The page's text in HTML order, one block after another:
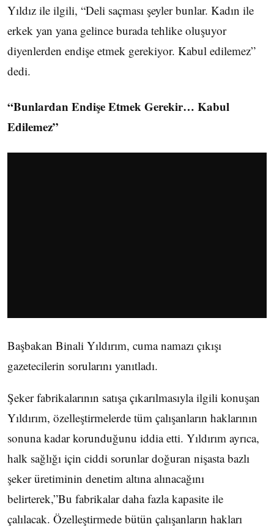
Yıldız ile ilgili, “Deli saçması şeyler bunlar. Kadın ile
erkek yan yana gelince burada tehlike oluşuyor
diyenlerden endişe etmek gerekiyor. Kabul edilemez”
dedi.
“Bunlardan Endişe Etmek Gerekir… Kabul
Edilemez”
Başbakan Binali Yıldırım, cuma namazı çıkışı
gazetecilerin sorularını yanıtladı.
Şeker fabrikalarının satışa çıkarılmasıyla ilgili konuşan
Yıldırım, özelleştirmelerde tüm çalışanların haklarının
sonuna kadar korunduğunu iddia etti. Yıldırım ayrıca,
halk sağlığı için ciddi sorunlar doğuran nişasta bazlı
şeker üretiminin denetim altına alınacağını
belirterek,”Bu fabrikalar daha fazla kapasite ile
çalılacak. Özelleştirmede bütün çalışanların hakları